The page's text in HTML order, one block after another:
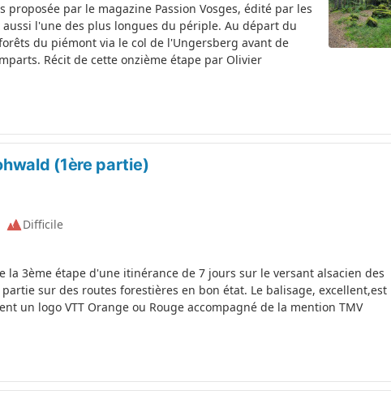
proposée par le magazine Passion Vosges, édité par les
aussi l'une des plus longues du périple. Au départ du
du piémont via le col de l'Ungersberg avant de
Récit de cette onzième étape par Olivier
(1ère partie)
Difficile
3ème étape d'une itinérance de 7 jours sur le versant alsacien des
sur des routes forestières en bon état. Le balisage, excellent,est
un logo VTT Orange ou Rouge accompagné de la mention TMV